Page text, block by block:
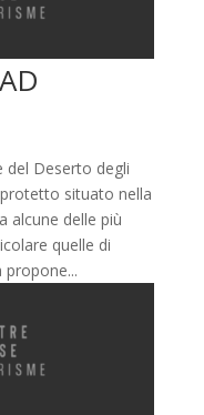
del Deserto degli
situato nella
alcune delle più
quelle di
propone...